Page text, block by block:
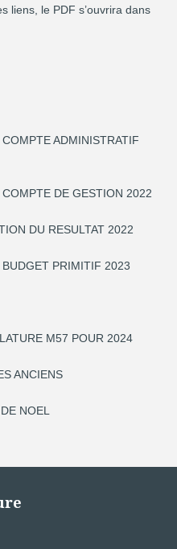
liens, le PDF s’ouvrira dans
ADMINISTRATIF
DE GESTION 2022
DU RESULTAT 2022
PRIMITIF 2023
M57 POUR 2024
ANCIENS
NOEL